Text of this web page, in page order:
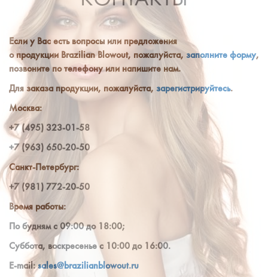
Если у Вас есть вопросы или предложения
о продукции Brazilian Blowout, пожалуйста, заполните форму,
позвоните по телефону или напишите нам.
Для заказа продукции, пожалуйста, зарегистрируйтесь.
Москва:
+7 (495) 323-01-58
+7 (963) 650-20-50
Санкт-Петербург:
+7 (981) 772-20-50
Время работы:
По будням с 09:00 до 18:00;
Суббота, воскресенье с 10:00 до 16:00.
E-mail:sales@brazilianblowout.ru